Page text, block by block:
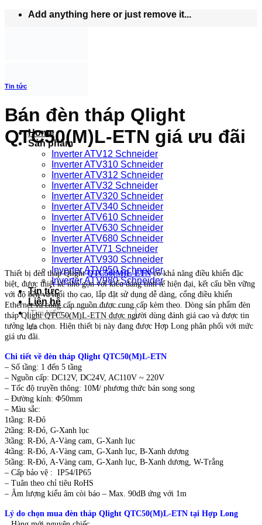
Add anything here or just remove it...
Home
Sản phẩm
Inverter ATV12 Schneider
Inverter ATV310 Schneider
Inverter ATV312 Schneider
Inverter ATV32 Schneider
Inverter ATV320 Schneider
Inverter ATV340 Schneider
Inverter ATV610 Schneider
Inverter ATV630 Schneider
Inverter ATV680 Schneider
Inverter ATV71 Schneider
Inverter ATV930 Schneider
Inverter ATV950 Schneider
Inverter ATV980 Schneider
Tin tức
Liên hệ
Tìm
kiếm:
Tin tức
Bán đèn tháp Qlight
QTC50(M)L-ETN giá ưu đãi
Thiết bị đèn tháp QlightQTC50(M)L-ETNcó khả năng điều khiển đặc
biệt, được thiết kế nhỏ gọn với kiểu dáng tinh tế hiện đại, kết cấu bền vững
với độ bền và tuổi thọ cao, lắp đặt sử dụng dễ dàng, cổng điều khiển
Ethernet và cổng cấp nguồn được cung cấp kèm theo. Dòng sản phẩm đèn
tháp Qlight QTC50(M)L-ETN được người dùng đánh giá cao và được tin
tưởng lựa chọn. Hiện thiết bị này đang được Hợp Long phân phối với mức
giá ưu đãi.
Chi tiết về đèn tháp Qlight QTC50(M)L-ETN
– Số tầng: 1 đến 5 tầng
– Nguồn cấp: DC12V, DC24V, AC110V ~ 220V
– Tốc độ truyền thông: 10M/ phương thức bán song song
– Đường kính: Φ50mm
– Màu sắc:
1tầng: R-Đỏ
2tầng: R-Đỏ, G-Xanh lục
3tầng: R-Đỏ, A-Vàng cam, G-Xanh lục
4tầng: R-Đỏ, A-Vàng cam, G-Xanh lục, B-Xanh dương
5tầng: R-Đỏ, A-Vàng cam, G-Xanh lục, B-Xanh dương, W-Trắng
– Cấp bảo vệ : IP54/IP65
– Tuân theo chỉ tiêu RoHS
– Âm lượng kiểu âm còi báo – Max. 90dB ứng với 1m
Lý do chọn mua đèn tháp Qlight QTC50(M)L-ETN tại Hợp Long